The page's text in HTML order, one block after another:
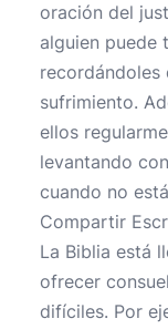
oración del
alguien puede
recordándoles
sufrimiento.
ellos
levantando
cuando no
Compartir
La Biblia está
ofrecer
difíciles. Por